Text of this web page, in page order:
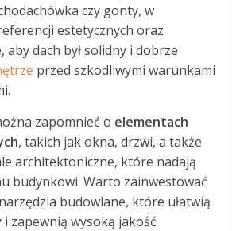
czy gonty, w
estetycznych oraz
aby dach był solidny i dobrze
przed szkodliwymi warunkami
zapomnieć o elementach
, takich jak okna, drzwi, a także
architektoniczne, które nadają
budynkowi. Warto zainwestować
budowlane, które ułatwią
zapewnią wysoką jakość